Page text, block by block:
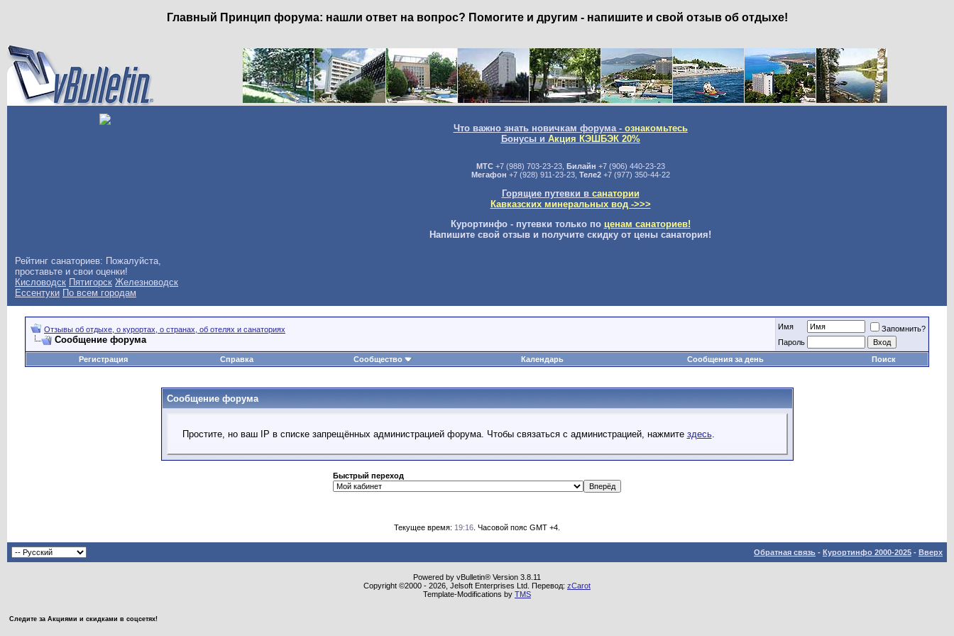
Главный Принцип форума: нашли ответ на вопрос? Помогите и другим - напишите и свой отзыв об отдыхе!
Что важно знать новичкам форума - ознакомьтесь
Бонусы и Акция КЭШБЭК 20%
МТС+7 (988) 703-23-23, Билайн +7 (906) 440-23-23
Мегафон +7 (928) 911-23-23, Теле2+7 (977) 350-44-22
Горящие путевки в санатории
Кавказских минеральных вод ->>>
Курортинфо - путевки только по ценам санаториев!
Напишите свой отзыв и получите скидку от цены санатория!
Рейтинг санаториев: Пожалуйста,
проставьте и свои оценки!
Кисловодск Пятигорск Железноводск
Ессентуки По всем городам
Отзывы об отдыхе, о курортах, о странах, об отелях и санаториях
Сообщение форума
Имя
Запомнить?
Пароль
Регистрация
Справка Сообщество Календарь Сообщения за день Поиск
Сообщение форума
Простите, но ваш IP в списке запрещённых администрацией форума. Чтобы связаться с администрацией, нажмите здесь.
Быстрый переход
Текущее время: 19:16 . Часовой пояс GMT +4.
Обратная связь - Курортинфо 2000-2025 - Вверх
Powered by vBulletin® Version 3.8.11
Copyright ©2000 - 2026, Jelsoft Enterprises Ltd. Перевод: zCarot
Template-Modifications by TMS
Следите за Акциями и скидками в соцсетях!